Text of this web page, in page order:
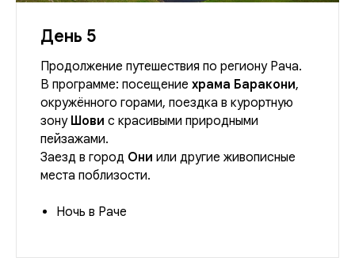
День 5
Продолжение путешествия по региону Рача.
В программе: посещение храма Баракони,
окружённого горами, поездка в курортную
зону Шови с красивыми природными
пейзажами.
Заезд в город Они или другие живописные
места поблизости.
Ночь в Раче